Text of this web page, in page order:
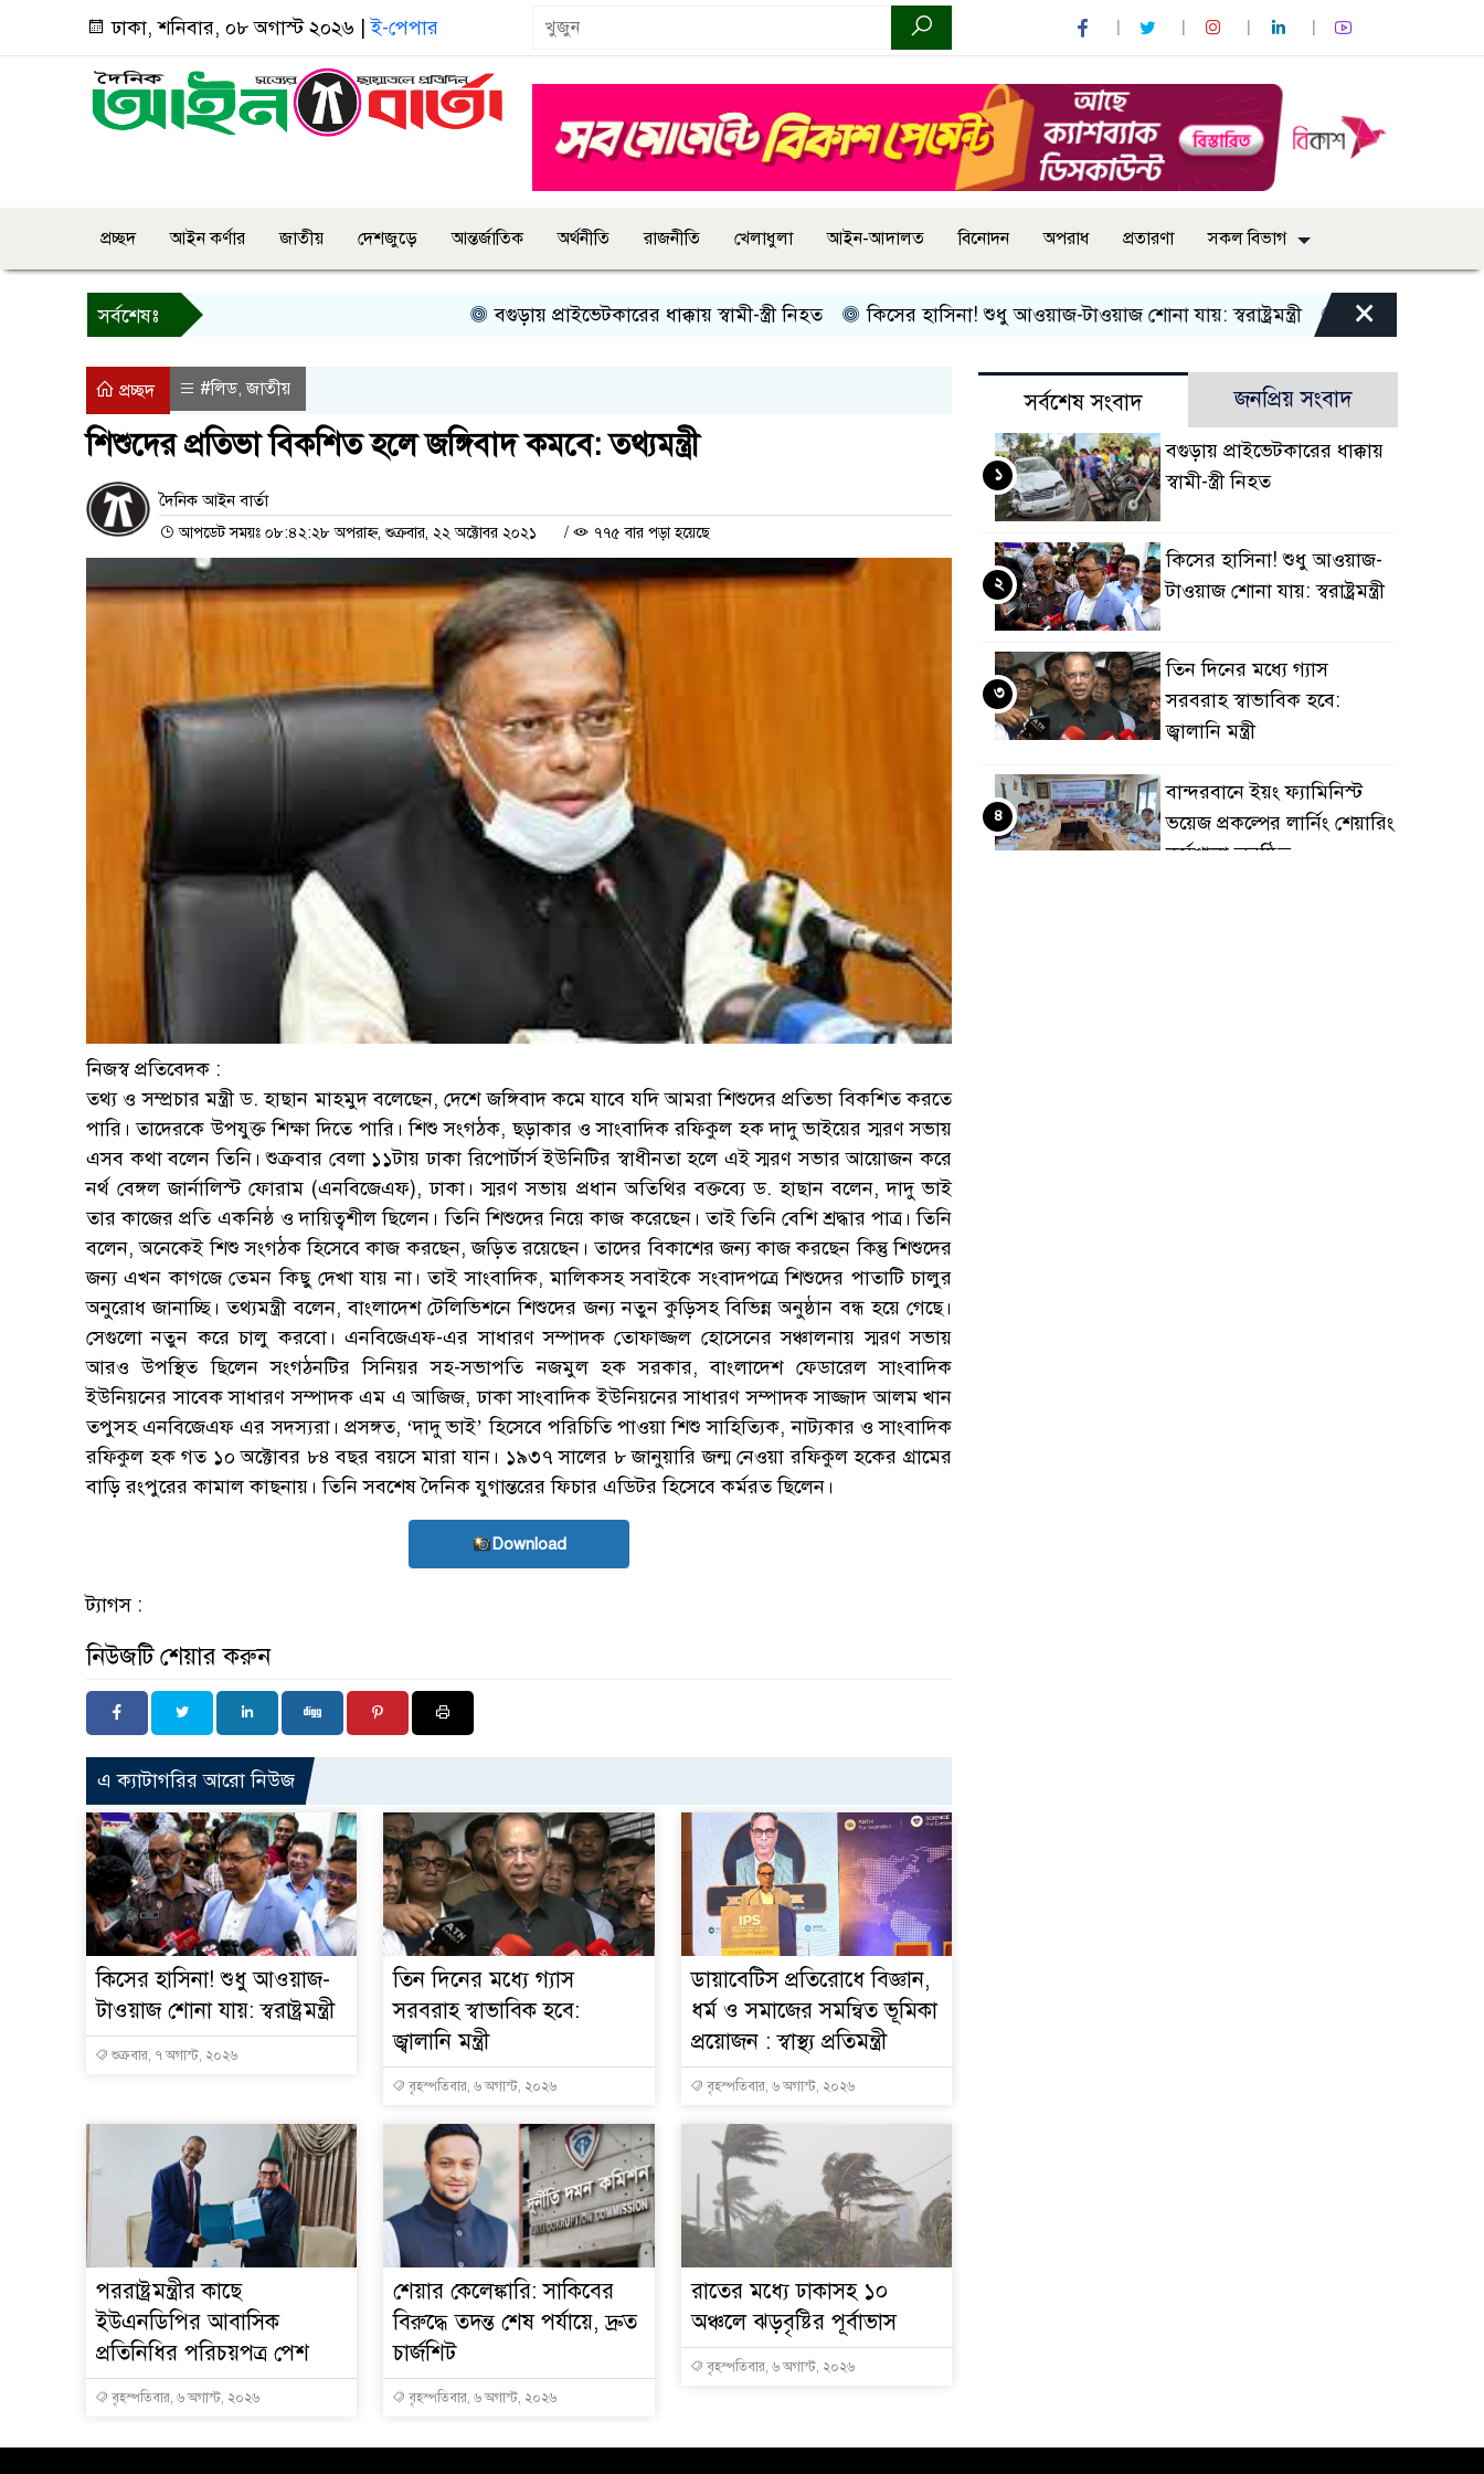
ঢাকা, শনিবার, ০৮ অগাস্ট ২০২৬ |ই-পেপার
প্রচ্ছদ আইন কর্ণার জাতীয় দেশজুড়ে আন্তর্জাতিক অর্থনীতি রাজনীতি খেলাধুলা আইন-আদালত বিনোদন অপরাধ প্রতারণা সকল বিভাগ
সর্বশেষঃ বগুড়ায় প্রাইভেটকারের ধাক্কায় স্বামী-স্ত্রী নিহত কিসের হাসিনা! শুধু আওয়াজ-টাওয়াজ শোনা যায়: স্বরাষ্ট্রমন্ত্রী তিন দিনের মধ্যে গ্যাস
×
প্রচ্ছদ #লিড,জাতীয়
শিশুদের প্রতিভা বিকশিত হলে জঙ্গিবাদ কমবে: তথ্যমন্ত্রী
দৈনিক আইন বার্তা
আপডেট সময়ঃ ০৮:৪২:২৮ অপরাহ্ন, শুক্রবার, ২২ অক্টোবর ২০২১ / ৭৭৫ বার পড়া হয়েছে
নিজস্ব প্রতিবেদক :
তথ্য ও সম্প্রচার মন্ত্রী ড. হাছান মাহমুদ বলেছেন, দেশে জঙ্গিবাদ কমে যাবে যদি আমরা শিশুদের প্রতিভা বিকশিত করতে
পারি। তাদেরকে উপযুক্ত শিক্ষা দিতে পারি। শিশু সংগঠক, ছড়াকার ও সাংবাদিক রফিকুল হক দাদু ভাইয়ের স্মরণ সভায়
এসব কথা বলেন তিনি। শুক্রবার বেলা ১১টায় ঢাকা রিপোর্টার্স ইউনিটির স্বাধীনতা হলে এই স্মরণ সভার আয়োজন করে
নর্থ বেঙ্গল জার্নালিস্ট ফোরাম (এনবিজেএফ), ঢাকা। স্মরণ সভায় প্রধান অতিথির বক্তব্যে ড. হাছান বলেন, দাদু ভাই
তার কাজের প্রতি একনিষ্ঠ ও দায়িত্বশীল ছিলেন। তিনি শিশুদের নিয়ে কাজ করেছেন। তাই তিনি বেশি শ্রদ্ধার পাত্র। তিনি
বলেন, অনেকেই শিশু সংগঠক হিসেবে কাজ করছেন, জড়িত রয়েছেন। তাদের বিকাশের জন্য কাজ করছেন কিন্তু শিশুদের
জন্য এখন কাগজে তেমন কিছু দেখা যায় না। তাই সাংবাদিক, মালিকসহ সবাইকে সংবাদপত্রে শিশুদের পাতাটি চালুর
অনুরোধ জানাচ্ছি। তথ্যমন্ত্রী বলেন, বাংলাদেশ টেলিভিশনে শিশুদের জন্য নতুন কুড়িসহ বিভিন্ন অনুষ্ঠান বন্ধ হয়ে গেছে।
সেগুলো নতুন করে চালু করবো। এনবিজেএফ-এর সাধারণ সম্পাদক তোফাজ্জল হোসেনের সঞ্চালনায় স্মরণ সভায়
আরও উপস্থিত ছিলেন সংগঠনটির সিনিয়র সহ-সভাপতি নজমুল হক সরকার, বাংলাদেশ ফেডারেল সাংবাদিক
ইউনিয়নের সাবেক সাধারণ সম্পাদক এম এ আজিজ, ঢাকা সাংবাদিক ইউনিয়নের সাধারণ সম্পাদক সাজ্জাদ আলম খান
তপুসহ এনবিজেএফ এর সদস্যরা। প্রসঙ্গত, ‘দাদু ভাই’ হিসেবে পরিচিতি পাওয়া শিশু সাহিত্যিক, নাট্যকার ও সাংবাদিক
রফিকুল হক গত ১০ অক্টোবর ৮৪ বছর বয়সে মারা যান। ১৯৩৭ সালের ৮ জানুয়ারি জন্ম নেওয়া রফিকুল হকের গ্রামের
বাড়ি রংপুরের কামাল কাছনায়। তিনি সবশেষ দৈনিক যুগান্তরের ফিচার এডিটর হিসেবে কর্মরত ছিলেন।
Download
ট্যাগস :
নিউজটি শেয়ার করুন
এ ক্যাটাগরির আরো নিউজ
কিসের হাসিনা! শুধু আওয়াজ-
টাওয়াজ শোনা যায়: স্বরাষ্ট্রমন্ত্রী
শুক্রবার, ৭ অগাস্ট, ২০২৬
তিন দিনের মধ্যে গ্যাস
সরবরাহ স্বাভাবিক হবে:
জ্বালানি মন্ত্রী
বৃহস্পতিবার, ৬ অগাস্ট, ২০২৬
ডায়াবেটিস প্রতিরোধে বিজ্ঞান,
ধর্ম ও সমাজের সমন্বিত ভূমিকা
প্রয়োজন : স্বাস্থ্য প্রতিমন্ত্রী
বৃহস্পতিবার, ৬ অগাস্ট, ২০২৬
পররাষ্ট্রমন্ত্রীর কা‌ছে
ইউএনডিপির আবাসিক
প্রতিনিধির পরিচয়পত্র পেশ
বৃহস্পতিবার, ৬ অগাস্ট, ২০২৬
শেয়ার কেলেঙ্কারি: সাকিবের
বিরুদ্ধে তদন্ত শেষ পর্যায়ে, দ্রুত
চার্জশিট
বৃহস্পতিবার, ৬ অগাস্ট, ২০২৬
রাতের মধ্যে ঢাকাসহ ১০
অঞ্চলে ঝড়বৃষ্টির পূর্বাভাস
বৃহস্পতিবার, ৬ অগাস্ট, ২০২৬
সর্বশেষ সংবাদ জনপ্রিয় সংবাদ
বগুড়ায় প্রাইভেটকারের ধাক্কায়
স্বামী-স্ত্রী নিহত
১
কিসের হাসিনা! শুধু আওয়াজ-
টাওয়াজ শোনা যায়: স্বরাষ্ট্রমন্ত্রী
২
তিন দিনের মধ্যে গ্যাস
সরবরাহ স্বাভাবিক হবে:
জ্বালানি মন্ত্রী
৩
বান্দরবানে ইয়ং ফ্যামিনিস্ট
ভয়েজ প্রকল্পের লার্নিং শেয়ারিং
কর্মশালা অনুষ্ঠিত
৪